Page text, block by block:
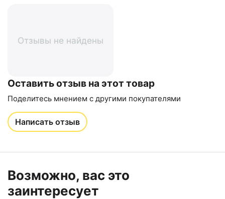
Отзывы не найдены
Оставить отзыв на этот товар
Поделитесь мнением с другими покупателями
Написать отзыв
Возможно, вас это
заинтересует